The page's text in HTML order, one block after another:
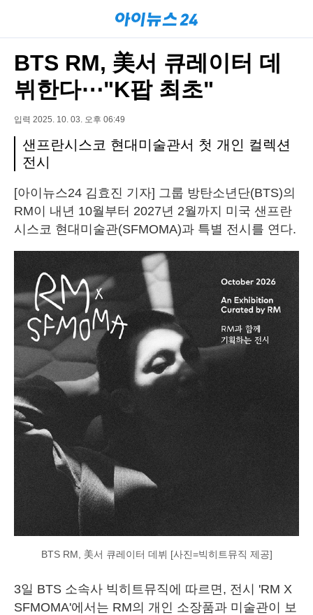
BTS RM, 美서 큐레이터 데
뷔한다⋯"K팝 최초"
입력 2025. 10. 03. 오후 06:49
샌프란시스코 현대미술관서 첫 개인 컬렉션
전시
[아이뉴스24 김효진 기자] 그룹 방탄소년단(BTS)의
RM이 내년 10월부터 2027년 2월까지 미국 샌프란
시스코 현대미술관(SFMOMA)과 특별 전시를 연다.
BTS RM, 美서 큐레이터 데뷔 [사진=빅히트뮤직 제공]
3일 BTS 소속사 빅히트뮤직에 따르면, 전시 'RM X
SFMOMA'에서는 RM의 개인 소장품과 미술관이 보